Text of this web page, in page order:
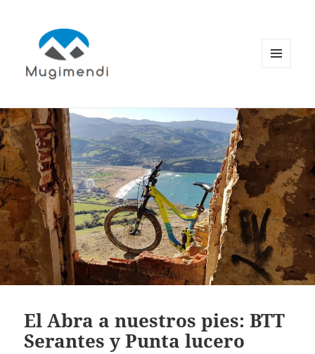
El Abra a nuestros pies: BTT
Serantes y Punta lucero